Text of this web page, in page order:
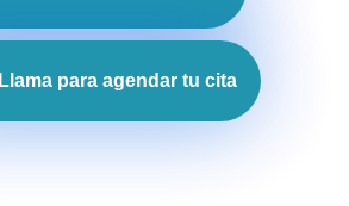
Llama para agendar tu cita